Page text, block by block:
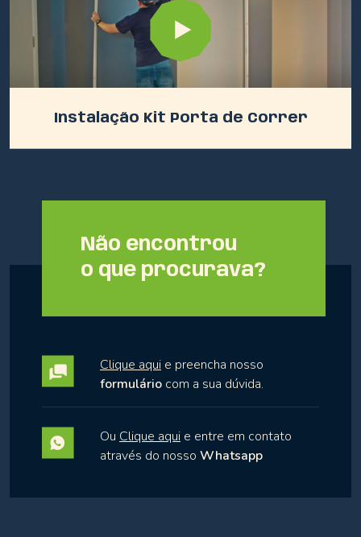
Instalação Kit Porta de Correr
Não encontrou
o que procurava?
Clique aqui e preencha nosso
formulário com a sua dúvida.
Ou Clique aqui e entre em contato
através do nosso Whatsapp